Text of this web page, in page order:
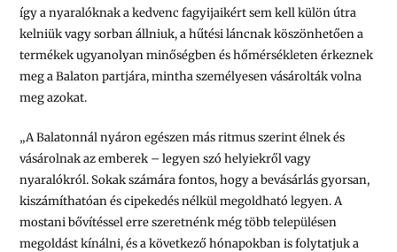
így a nyaralóknak a kedvenc fagyijaikért sem kell külön útra
kelniük vagy sorban állniuk, a hűtési láncnak köszönhetően a
termékek ugyanolyan minőségben és hőmérsékleten érkeznek
meg a Balaton partjára, mintha személyesen vásárolták volna
meg azokat.
„A Balatonnál nyáron egészen más ritmus szerint élnek és
vásárolnak az emberek – legyen szó helyiekről vagy
nyaralókról. Sokak számára fontos, hogy a bevásárlás gyorsan,
kiszámíthatóan és cipekedés nélkül megoldható legyen. A
mostani bővítéssel erre szeretnénk még több településen
megoldást kínálni, és a következő hónapokban is folytatjuk a